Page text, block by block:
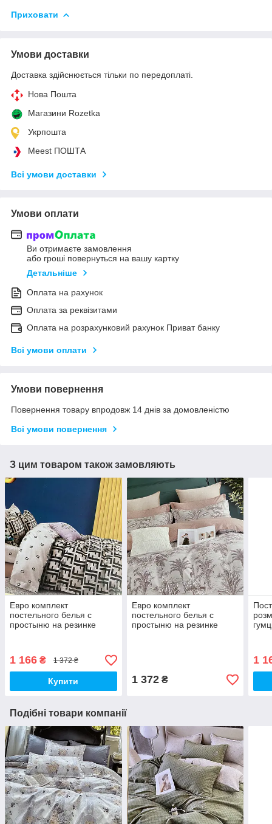
Приховати
Умови доставки
Доставка здійснюється тільки по передоплаті.
Нова Пошта
Магазини Rozetka
Укрпошта
Meest ПОШТА
Всі умови доставки
Умови оплати
Ви отримаєте замовлення
або гроші повернуться на вашу картку
Детальніше
Оплата на рахунок
Оплата за реквізитами
Оплата на розрахунковий рахунок Приват банку
Всі умови оплати
Умови повернення
Повернення товару впродовж 14 днів за домовленістю
Всі умови повернення
З цим товаром також замовляють
Евро комплект
постельного белья с
простыню на резинке
1 166 ₴ 1 372 ₴
Купити
Евро комплект
постельного белья с
простыню на резинке
1 372₴
1
Подібні товари компанії